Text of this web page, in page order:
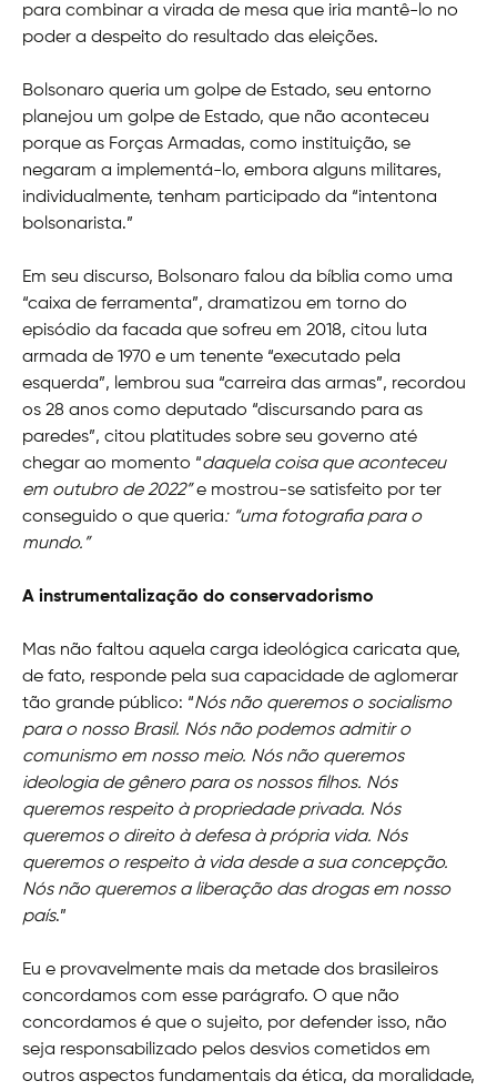
para combinar a virada de mesa que iria mantê-lo no
poder a despeito do resultado das eleições.
Bolsonaro queria um golpe de Estado, seu entorno
planejou um golpe de Estado, que não aconteceu
porque as Forças Armadas, como instituição, se
negaram a implementá-lo, embora alguns militares,
individualmente, tenham participado da “intentona
bolsonarista.”
Em seu discurso, Bolsonaro falou da bíblia como uma
“caixa de ferramenta”, dramatizou em torno do
episódio da facada que sofreu em 2018, citou luta
armada de 1970 e um tenente “executado pela
esquerda”, lembrou sua “carreira das armas”, recordou
os 28 anos como deputado “discursando para as
paredes”, citou platitudes sobre seu governo até
chegar ao momento “daquela coisa que aconteceu
em outubro de 2022”e mostrou-se satisfeito por ter
conseguido o que queria: “uma fotografia para o
mundo.”
A instrumentalização do conservadorismo
Mas não faltou aquela carga ideológica caricata que,
de fato, responde pela sua capacidade de aglomerar
tão grande público: “Nós não queremos o socialismo
para o nosso Brasil. Nós não podemos admitir o
comunismo em nosso meio. Nós não queremos
ideologia de gênero para os nossos filhos. Nós
queremos respeito à propriedade privada. Nós
queremos o direito à defesa à própria vida. Nós
queremos o respeito à vida desde a sua concepção.
Nós não queremos a liberação das drogas em nosso
país.”
Eu e provavelmente mais da metade dos brasileiros
concordamos com esse parágrafo. O que não
concordamos é que o sujeito, por defender isso, não
seja responsabilizado pelos desvios cometidos em
outros aspectos fundamentais da ética, da moralidade,